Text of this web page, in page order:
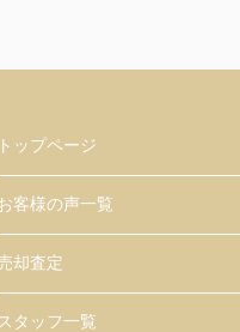
トップページ
客様の声一覧
却査定
スタッフ一覧